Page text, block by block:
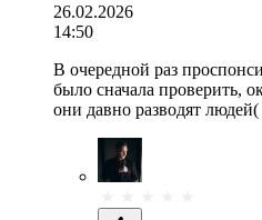
26.02.2026
14:50
В очередной раз
было сначала проверить,
они давно разводят людей(